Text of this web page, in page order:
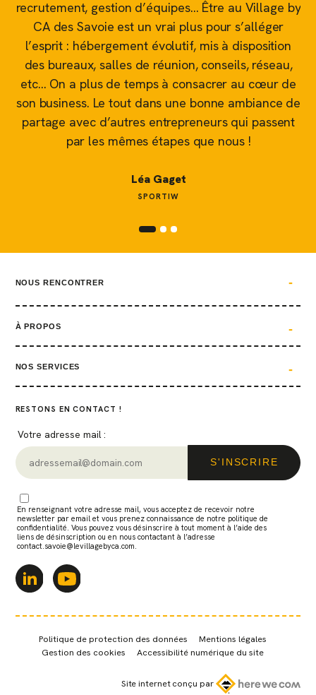
recrutement, gestion d’équipes… Être au Village by
CA des Savoie est un vrai plus pour s’alléger
l’esprit : hébergement évolutif, mis à disposition
des bureaux, salles de réunion, conseils, réseau,
etc… On a plus de temps à consacrer au cœur de
son business. Le tout dans une bonne ambiance de
partage avec d’autres entrepreneurs qui passent
par les mêmes étapes que nous !
Léa Gaget
SPORTIW
NOUS RENCONTRER
À PROPOS
NOS SERVICES
RESTONS EN CONTACT !
Votre adresse mail :
En renseignant votre adresse mail, vous acceptez de recevoir notre
newsletter par email et vous prenez connaissance de notre politique de
confidentialité. Vous pouvez vous désinscrire à tout moment à l’aide des
liens de désinscription ou en nous contactant à l’adresse
contact.savoie@levillagebyca.com.
Politique de protection des données
Mentions légales
Gestion des cookies
Accessibilité numérique du site
Site internet conçu par